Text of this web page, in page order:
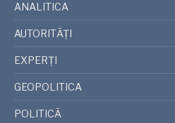
ANALITICA
AUTORITĂȚI
EXPERȚI
GEOPOLITICA
POLITICĂ